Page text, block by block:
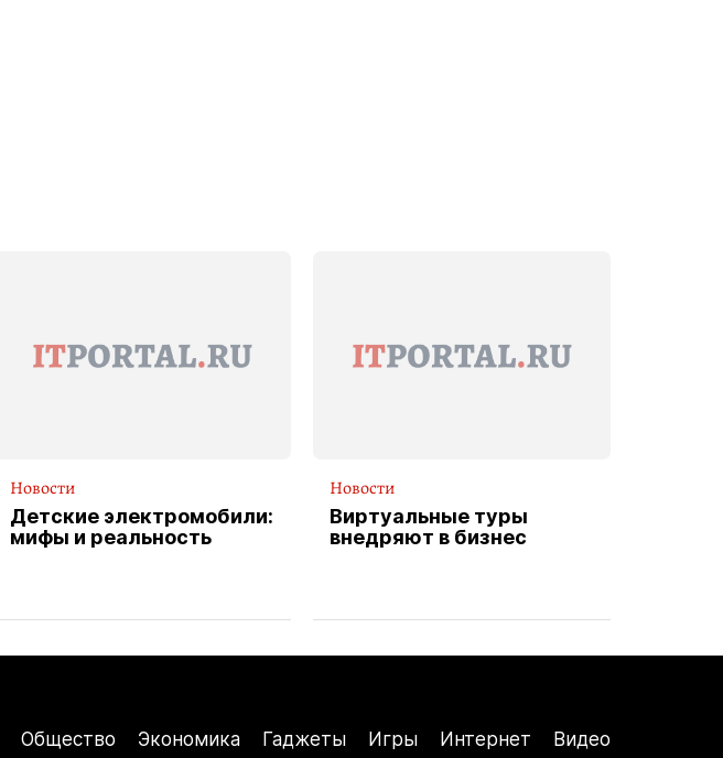
Новости
Детские электромобили:
мифы и реальность
Новости
Виртуальные туры
внедряют в бизнес
Общество Экономика Гаджеты Игры Интернет Видео